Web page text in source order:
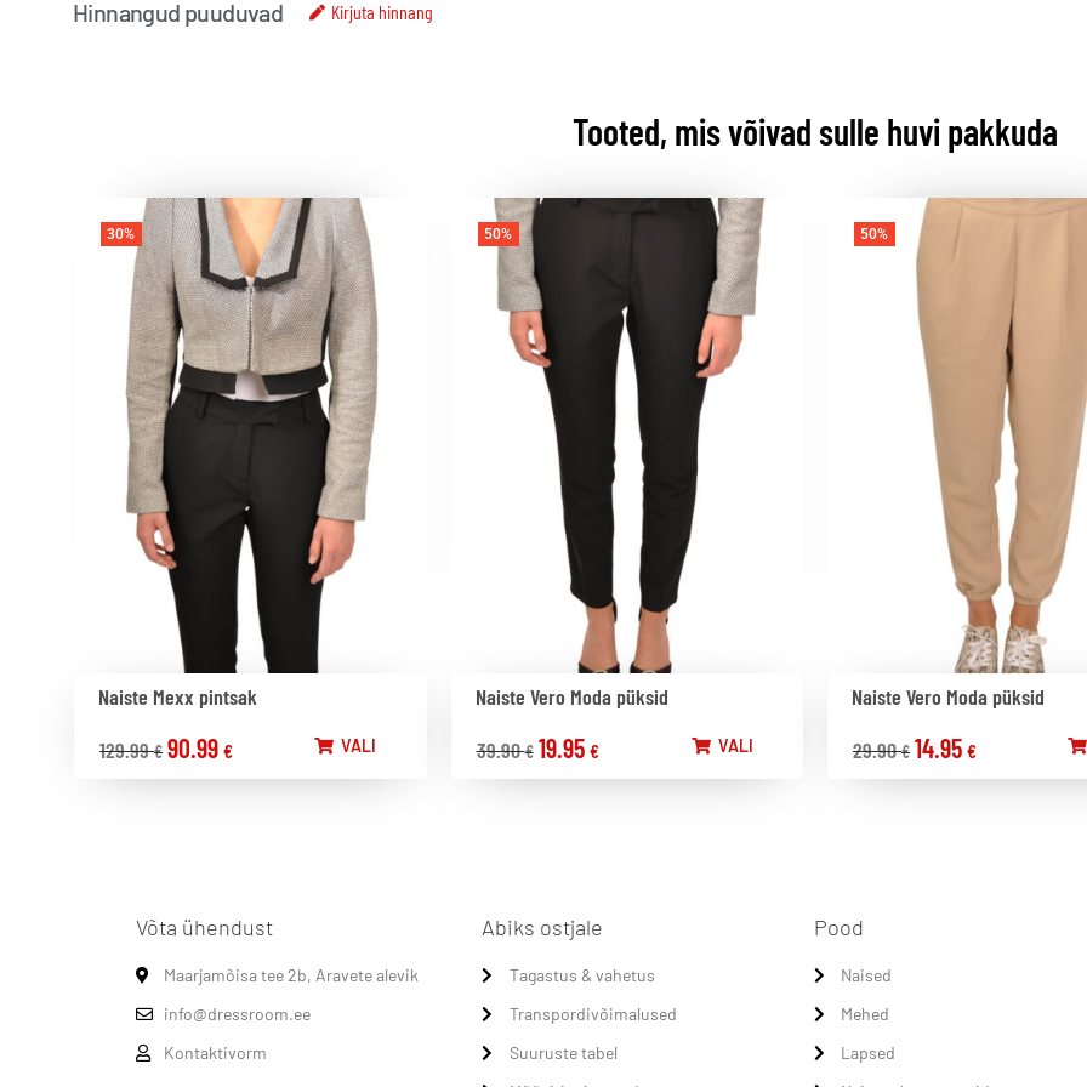
Hinnangud puuduvad Kirjuta hinnang
Tooted, mis võivad sulle huvi pakkuda
30%
Naiste Mexx pintsak
129.99€ 90.99 € VALI
50%
Naiste Vero Moda püksid
39.90€ 19.95 € VALI
50%
Naiste Vero Moda püksid
29.90€ 14.95 €
Võta ühendust
Maarjamõisa tee 2b, Aravete alevik
info@dressroom.ee
Kontaktivorm
Abiks ostjale
Tagastus & vahetus
Transpordivõimalused
Suuruste tabel
Pood
Naised
Mehed
Lapsed